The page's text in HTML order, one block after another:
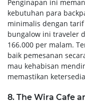
Penginapan ini
kebutuhan para
minimalis dengan
bungalow ini traveler
166.000 per malam.
baik pemesanan
mau kehabisan
memastikan
8. The Wira Cafe